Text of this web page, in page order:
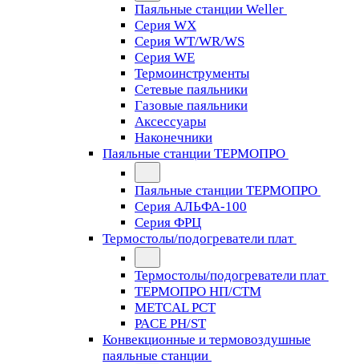
Паяльные станции Weller
Серия WX
Серия WT/WR/WS
Серия WE
Термоинструменты
Сетевые паяльники
Газовые паяльники
Аксессуары
Наконечники
Паяльные станции ТЕРМОПРО
Паяльные станции ТЕРМОПРО
Серия АЛЬФА-100
Серия ФРЦ
Термостолы/подогреватели плат
Термостолы/подогреватели плат
ТЕРМОПРО НП/СТМ
METCAL PCT
PACE PH/ST
Конвекционные и термовоздушные
паяльные станции